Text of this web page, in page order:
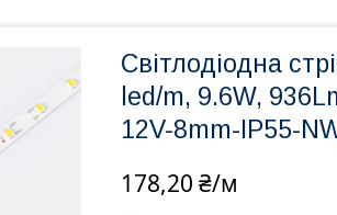
Світлодіодна
led/m, 9.6W,
12V-8mm-IP55-
178,20 ₴/м